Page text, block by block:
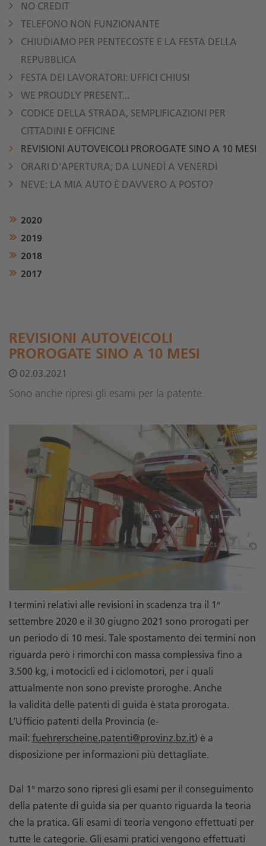
NO CREDIT
TELEFONO NON FUNZIONANTE
CHIUDIAMO PER PENTECOSTE E LA FESTA DELLA
REPUBBLICA
FESTA DEI LAVORATORI: UFFICI CHIUSI
WE PROUDLY PRESENT...
CODICE DELLA STRADA, SEMPLIFICAZIONI PER
CITTADINI E OFFICINE
REVISIONI AUTOVEICOLI PROROGATE SINO A 10 MESI
ORARI D'APERTURA; DA LUNEDÌ A VENERDÌ
NEVE: LA MIA AUTO È DAVVERO A POSTO?
2020
2019
2018
2017
REVISIONI AUTOVEICOLI
PROROGATE SINO A 10 MESI
02.03.2021
Sono anche ripresi gli esami per la patente.
I termini relativi alle revisioni in scadenza tra il 1°
settembre 2020 e il 30 giugno 2021 sono prorogati per
un periodo di 10 mesi. Tale spostamento dei termini non
riguarda però i rimorchi con massa complessiva fino a
3.500 kg, i motocicli ed i ciclomotori, per i quali
attualmente non sono previste proroghe. Anche
la validità delle patenti di guida è stata prorogata.
L’Ufficio patenti della Provincia (e-
mail: fuehrerscheine.patenti@provinz.bz.it) è a
disposizione per informazioni più dettagliate.
Dal 1° marzo sono ripresi gli esami per il conseguimento
della patente di guida sia per quanto riguarda la teoria
che la pratica. Gli esami di teoria vengono effettuati per
tutte le categorie. Gli esami pratici vengono effettuati